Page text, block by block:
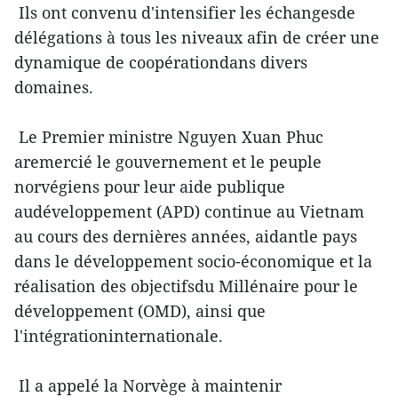
Ils ont convenu d'intensifier les échangesde
délégations à tous les niveaux afin de créer une
dynamique de coopérationdans divers
domaines.
Le Premier ministre Nguyen Xuan Phuc
aremercié le gouvernement et le peuple
norvégiens pour leur aide publique
audéveloppement (APD) continue au Vietnam
au cours des dernières années, aidantle pays
dans le développement socio-économique et la
réalisation des objectifsdu Millénaire pour le
développement (OMD), ainsi que
l'intégrationinternationale.
Il a appelé la Norvège à maintenir